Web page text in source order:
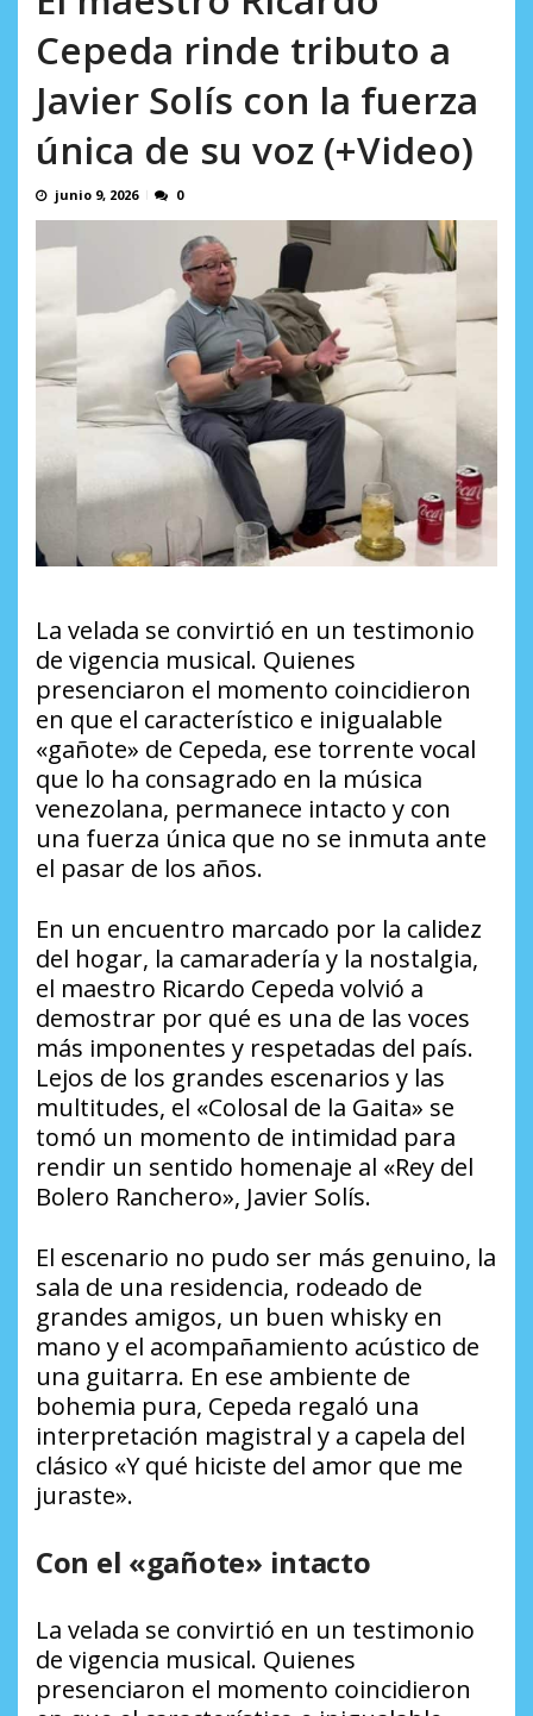
Cepeda rinde tributo a
Javier Solís con la fuerza
única de su voz (+Video)
junio 9, 2026 0
La velada se convirtió en un testimonio
de vigencia musical. Quienes
presenciaron el momento coincidieron
en que el característico e inigualable
«gañote» de Cepeda, ese torrente vocal
que lo ha consagrado en la música
venezolana, permanece intacto y con
una fuerza única que no se inmuta ante
el pasar de los años.
En un encuentro marcado por la calidez
del hogar, la camaradería y la nostalgia,
el maestro Ricardo Cepeda volvió a
demostrar por qué es una de las voces
más imponentes y respetadas del país.
Lejos de los grandes escenarios y las
multitudes, el «Colosal de la Gaita» se
tomó un momento de intimidad para
rendir un sentido homenaje al «Rey del
Bolero Ranchero», Javier Solís.
El escenario no pudo ser más genuino, la
sala de una residencia, rodeado de
grandes amigos, un buen whisky en
mano y el acompañamiento acústico de
una guitarra. En ese ambiente de
bohemia pura, Cepeda regaló una
interpretación magistral y a capela del
clásico «Y qué hiciste del amor que me
juraste».
Con el «gañote» intacto
La velada se convirtió en un testimonio
de vigencia musical. Quienes
presenciaron el momento coincidieron